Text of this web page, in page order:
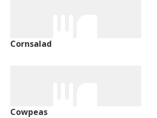
Cornsalad
Cowpeas